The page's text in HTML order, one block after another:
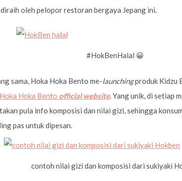
oleh pelopor restoran bergaya Jepang ini.
#HokBenHalal 😀
sama, Hoka Hoka Bento me-launchingproduk Kidzu
Hoka Hoka Bento official website. Yang unik, di setiap
pula info komposisi dan nilai gizi, sehingga
pas untuk dipesan.
contoh nilai gizi dan komposisi dari sukiyaki